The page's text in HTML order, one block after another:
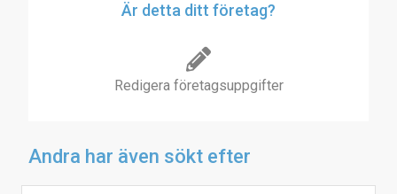
Är detta ditt företag?
Redigera företagsuppgifter
Andra har även sökt efter